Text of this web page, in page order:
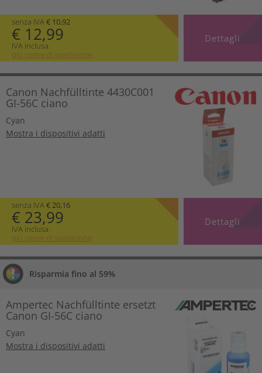
senza IVA€ 10,92
€ 12,99
IVA inclusa.
più spese di spedizione
Dettagli
Canon Nachfülltinte 4430C001
GI-56C ciano
Cyan
Mostra i dispositivi adatti
senza IVA€ 20,16
€ 23,99
IVA inclusa.
più spese di spedizione
Dettagli
Risparmia fino al 59%
Ampertec Nachfülltinte ersetzt
Canon GI-56C ciano
Cyan
Mostra i dispositivi adatti